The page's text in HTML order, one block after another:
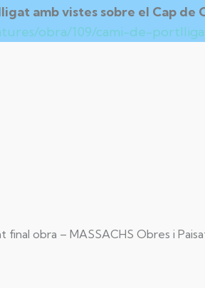
amb vistes sobre el Cap de
obra/109/cami-de-
final obra – MASSACHS Obres i